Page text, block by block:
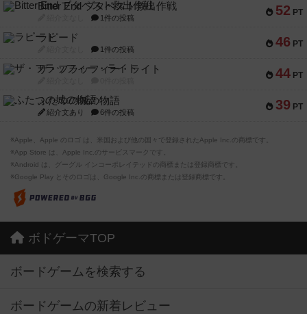
52 PT
Bitter End ブタペスト救出作戦
1件の投稿
46 PT
ラピード
1件の投稿
44 PT
ザ・フラッフィー・ライト
39 PT
ふたつの城の物語
紹介文あり 6件の投稿
※Apple、Apple のロゴ は、米国および他の国々で登録されたApple Inc.の商標です。
※App Store は、Apple Inc.のサービスマークです。
※Android は、グーグル インコーポレイテッドの商標または登録商標です。
※Google Play とそのロゴは、Google Inc.の商標または登録商標です。
ボドゲーマTOP
ボードゲームを検索する
ボードゲームの新着レビュー